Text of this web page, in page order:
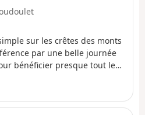
sur les crêtes des monts
par une belle journée
bénéficier presque tout le